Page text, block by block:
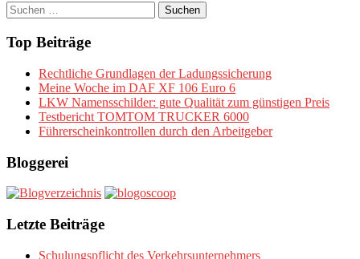
Suchen
nach:
Top Beiträge
Rechtliche Grundlagen der Ladungssicherung
Meine Woche im DAF XF 106 Euro 6
LKW Namensschilder: gute Qualität zum günstigen Preis
Testbericht TOMTOM TRUCKER 6000
Führerscheinkontrollen durch den Arbeitgeber
Bloggerei
Letzte Beiträge
Schulungspflicht des Verkehrsunternehmers